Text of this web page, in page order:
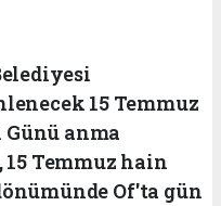
15 Temmuz
anma
15 Temmuz hain
Of'ta gün